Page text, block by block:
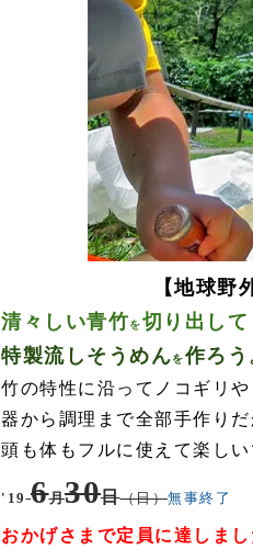
【地球野
清々しい青竹を切り出して
特製流しそうめんを作ろう
竹の特性に沿ってノコギリや
器から調理まで全部手作り
頭も体もフルに使えて楽しい
'19 6月30日（日）無事終了
おかげさまで定員に達しま